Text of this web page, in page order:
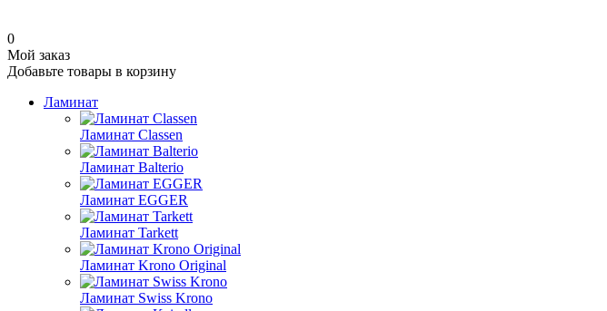
0
Мой заказ
Добавьте товары в корзину
Ламинат
Ламинат Classen
Ламинат Balterio
Ламинат EGGER
Ламинат Tarkett
Ламинат Krono Original
Ламинат Swiss Krono